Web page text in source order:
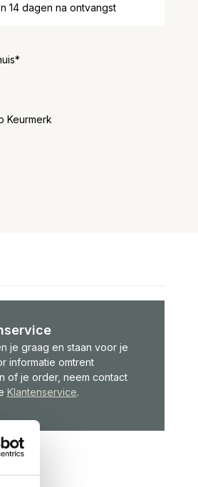
14 dagen na ontvangst
Keurmerk
je graag en staan voor je
informatie omtrent
of je order, neem contact
Klantenservice.